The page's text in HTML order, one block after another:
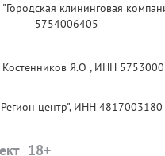
клининговая
5754006405
Костенников Я.О , ИНН
центр", ИНН 4817003180